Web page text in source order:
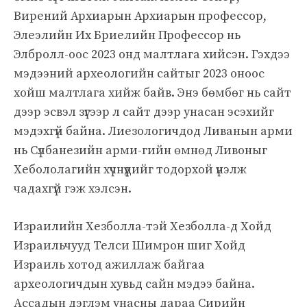
Вирений Архиарын Архиарын профессор,
Элеэлийн Их Бриелийн Профессор нь
Элбролл-оос 2023 онд малтлага хийсэн. Гэхдээ
мэдээний археологийн сайтыг 2023 оноос
хойш малтлага хийж байв. Энэ бөмбөг нь сайт
дээр эсвэл зүгээр л сайт дээр унасан эсэхийг
мэдэхгүй байна. Лиезологичдод Ливанын арми
нь Сүлбанезийн арми-гийн өмнөд Ливоныг
Хебололагийн хүчнүүдийг тодорхой үнэлж
чадахгүй гэж хэлсэн.
Израилийн Хезболла-тэй Хезболла-д Хойд
Израильчууд Телси Шимрон шиг Хойд
Израиль хотод ажиллаж байгаа
археологичдын хувьд сайн мэдээ байна.
Ассадын дэглэм унасны дараа Сирийн